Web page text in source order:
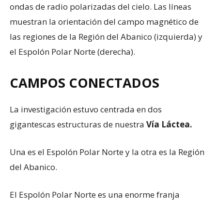
ondas de radio polarizadas del cielo. Las líneas
muestran la orientación del campo magnético de
las regiones de la Región del Abanico (izquierda) y
el Espolón Polar Norte (derecha).
CAMPOS CONECTADOS
La investigación estuvo centrada en dos
gigantescas estructuras de nuestra Vía Láctea.
Una es el Espolón Polar Norte y la otra es la Región
del Abanico.
El Espolón Polar Norte es una enorme franja